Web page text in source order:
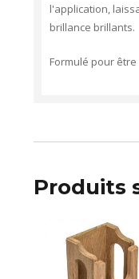
l'application,
brillance brillants.
Formulé pour
Produits